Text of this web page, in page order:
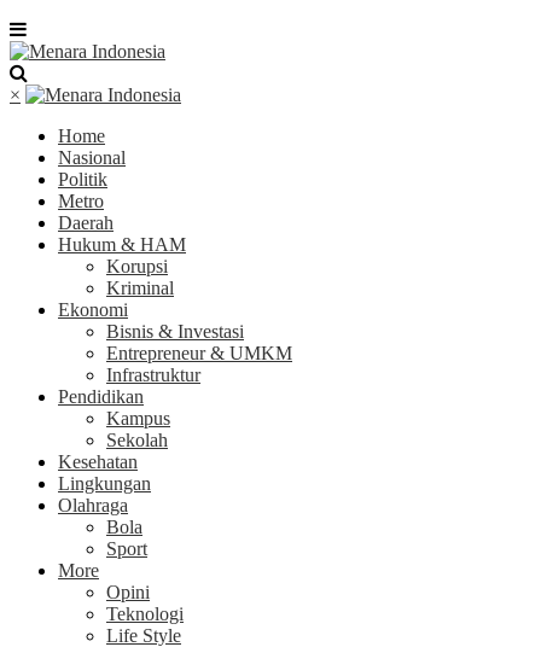
×
Home
Nasional
Politik
Metro
Daerah
Hukum & HAM
Korupsi
Kriminal
Ekonomi
Bisnis & Investasi
Entrepreneur & UMKM
Infrastruktur
Pendidikan
Kampus
Sekolah
Kesehatan
Lingkungan
Olahraga
Bola
Sport
More
Opini
Teknologi
Life Style